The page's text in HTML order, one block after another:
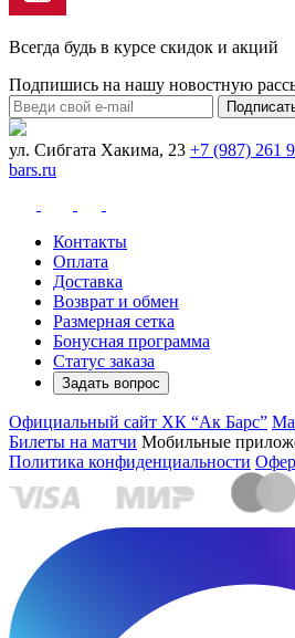
Всегда будь в курсе скидок и акций
Подпишись на нашу новостную
ул. Сибгата Хакима, 23 +7 (987) 261
bars.ru
Контакты
Оплата
Доставка
Возврат и обмен
Размерная сетка
Бонусная программа
Статус заказа
Задать вопрос
Официальный сайт ХК “Ак Барс”
Билеты на матчи Мобильные
Политика конфиденциальности